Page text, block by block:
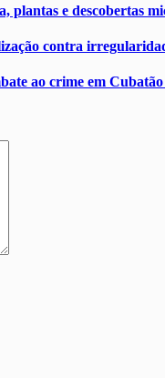
plantas e descobertas
contra
ao crime em